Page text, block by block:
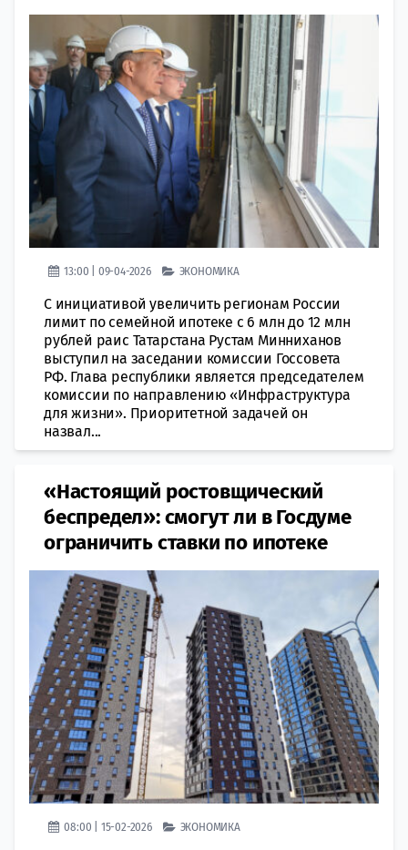
13:00 | 09-04-2026 ЭКОНОМИКА
С инициативой увеличить регионам России
лимит по семейной ипотеке с 6 млн до 12 млн
рублей раис Татарстана Рустам Минниханов
выступил на заседании комиссии Госсовета
РФ. Глава республики является председателем
комиссии по направлению «Инфраструктура
для жизни». Приоритетной задачей он
назвал...
«Настоящий ростовщический
беспредел»: смогут ли в Госдуме
ограничить ставки по ипотеке
08:00 | 15-02-2026 ЭКОНОМИКА